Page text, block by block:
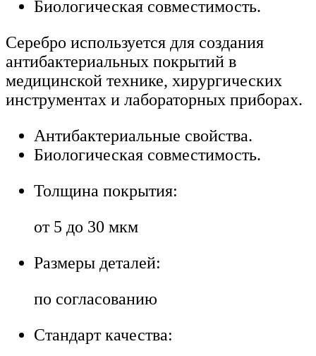
Биологическая совместимость.
Серебро используется для создания
антибактериальных покрытий в
медицинской технике, хирургических
инструментах и лабораторных приборах.
Антибактериальные свойства.
Биологическая совместимость.
Толщина покрытия:
от 5 до 30 мкм
Размеры деталей:
по согласованию
Стандарт качества: